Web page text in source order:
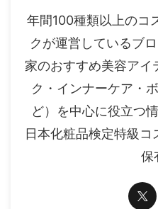
年間100種類以上のコ
クが運営しているブ
家のおすすめ美容アイ
ク・インナーケア・
ど）を中心に役立つ
日本化粧品検定特級
保